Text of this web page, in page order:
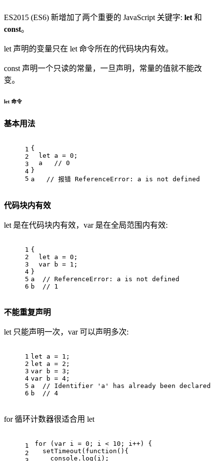
ES2015 (ES6) 新增加了两个重要的 JavaScript 关键字: let 和
const。
let 声明的变量只在 let 命令所在的代码块内有效。
const 声明一个只读的常量，一旦声明，常量的值就不能改
变。
let 命令
基本用法
1
2
3
4
5
{
let a = 0 ;
  a
// 0
}
a
// 报错 ReferenceError: a is not defined
代码块内有效
let 是在代码块内有效，var 是在全局范围内有效:
1
2
3
4
5
6
{
let a = 0 ;
var b = 1 ;
}
a
// ReferenceError: a is not defined
b
// 1
不能重复声明
let 只能声明一次，var 可以声明多次:
1
2
3
4
5
6
let a = 1 ;
let a = 2 ;
var b = 3 ;
var b = 4 ;
a
// Identifier 'a' has already been declared
b
// 4
for 循环计数器很适合用 let
1
2
for (var i = 0 ; i < 10 ; i++) {
setTimeout ( function ( ){
console . log (i);